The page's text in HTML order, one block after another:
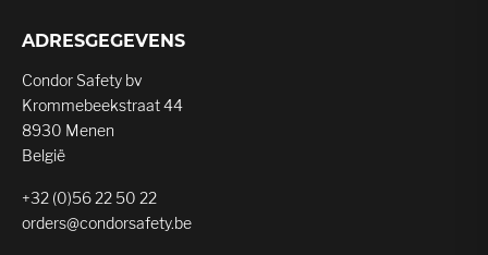
ADRESGEGEVENS
Condor Safety bv
Krommebeekstraat 44
8930 Menen
België
+32 (0)56 22 50 22
orders@condorsafety.be